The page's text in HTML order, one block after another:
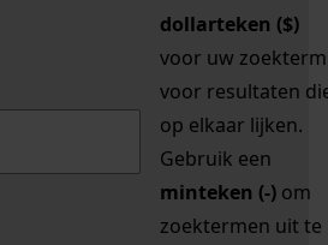
dollarteken ($)
voor uw zoekterm
voor resultaten
op elkaar lijken.
Gebruik een
minteken (-) om
zoektermen uit te